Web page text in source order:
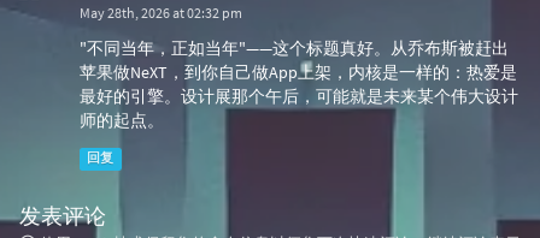
May 28th, 2026 at 02:32 pm
"不同当年，正如当年"——这个标题真好。从乔布斯被赶出
苹果做NeXT，到你自己做App上架，内核是一样的：热爱是
最好的引擎。设计展那个午后，可能就是未来某个伟大设计
师的起点。
回复
发表评论